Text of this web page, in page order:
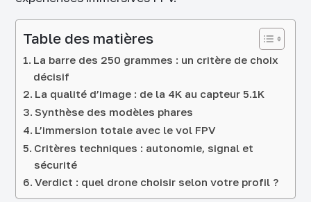
Table des matières
La barre des 250 grammes : un critère de choix
décisif
La qualité d’image : de la 4K au capteur 5.1K
Synthèse des modèles phares
L’immersion totale avec le vol FPV
Critères techniques : autonomie, signal et
sécurité
Verdict : quel drone choisir selon votre profil ?